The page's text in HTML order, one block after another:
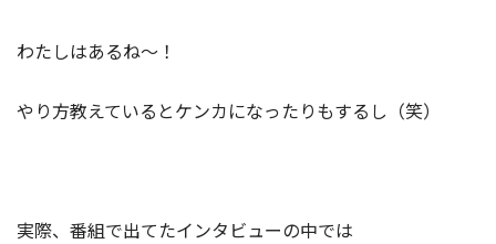
わたしはあるね～！
やり方教えているとケンカになったりもするし（笑）
実際、番組で出てたインタビューの中では